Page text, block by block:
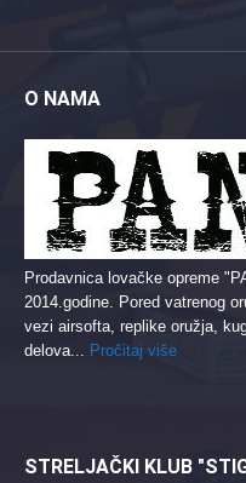
O NAMA
Prodavnica lovačke opreme
2014.godine. Pored vatrenog
vezi airsofta, replike oružja,
delova... Pročitaj više
STRELJAČKI KLUB